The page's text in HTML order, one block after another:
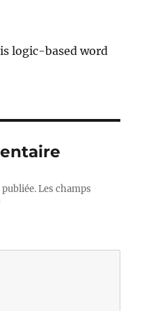
logic-based word
Les champs